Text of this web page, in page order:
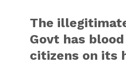
The
Govt has
citizens on its